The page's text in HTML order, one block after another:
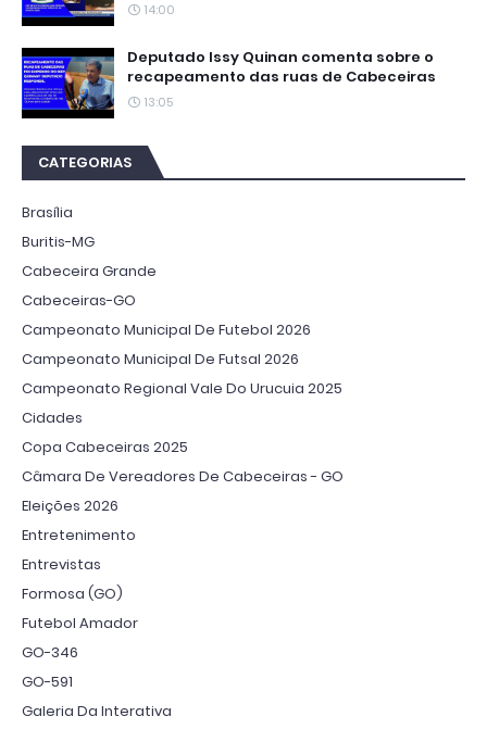
14:00
Deputado Issy Quinan comenta sobre o
recapeamento das ruas de Cabeceiras
13:05
CATEGORIAS
Brasília
Buritis-MG
Cabeceira Grande
Cabeceiras-GO
Campeonato Municipal De Futebol 2026
Campeonato Municipal De Futsal 2026
Campeonato Regional Vale Do Urucuia 2025
Cidades
Copa Cabeceiras 2025
Câmara De Vereadores De Cabeceiras - GO
Eleições 2026
Entretenimento
Entrevistas
Formosa (GO)
Futebol Amador
GO-346
GO-591
Galeria Da Interativa